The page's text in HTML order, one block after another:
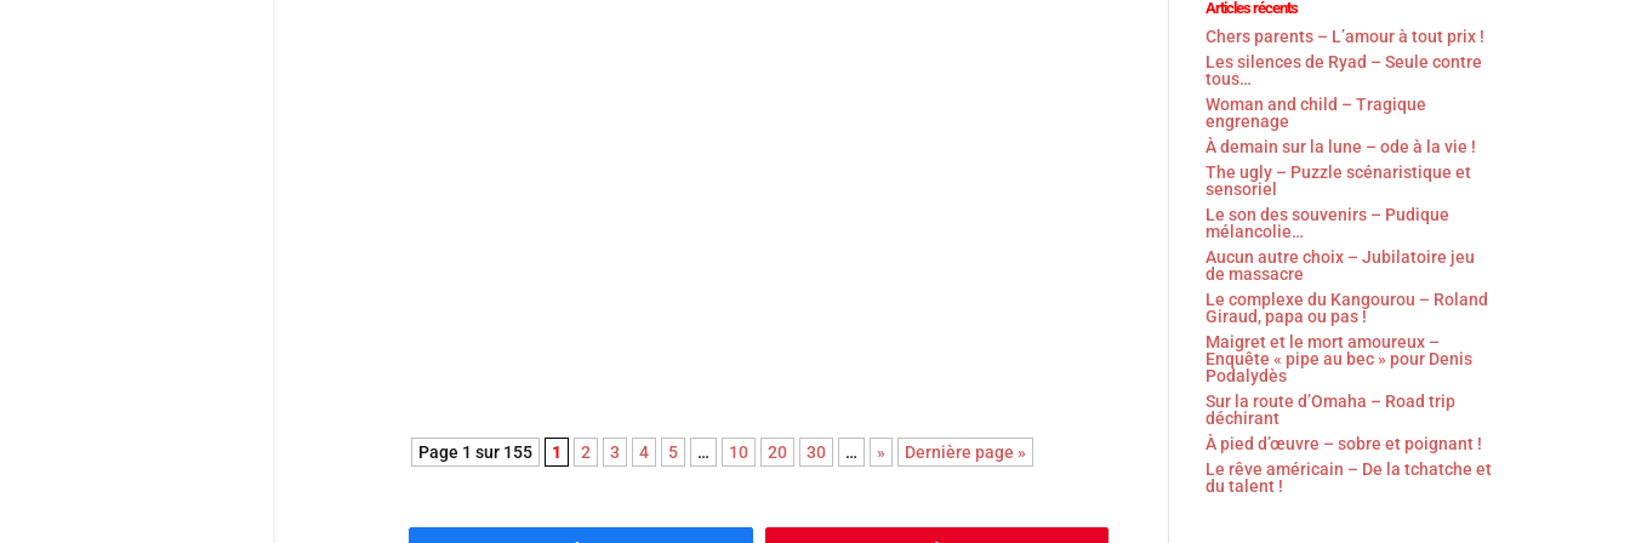
Page 1 sur 155 1 2 3 4 5 … 10 20 30 … » Dernière page »
Articles récents
Chers parents – L’amour à tout prix !
Les silences de Ryad – Seule contre
tous…
Woman and child – Tragique
engrenage
À demain sur la lune – ode à la vie !
The ugly – Puzzle scénaristique et
sensoriel
Le son des souvenirs – Pudique
mélancolie…
Aucun autre choix – Jubilatoire jeu
de massacre
Le complexe du Kangourou – Roland
Giraud, papa ou pas !
Maigret et le mort amoureux –
Enquête « pipe au bec » pour Denis
Podalydès
Sur la route d’Omaha – Road trip
déchirant
À pied d’œuvre – sobre et poignant !
Le rêve américain – De la tchatche et
du talent !